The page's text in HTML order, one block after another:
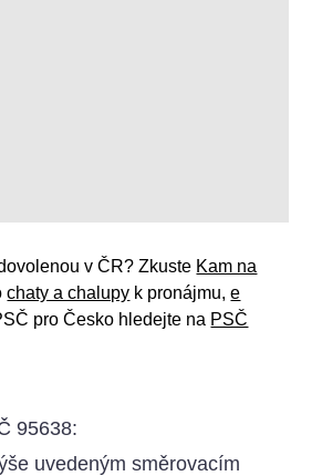
v ČR? Zkuste Kam na
chaty a chalupy k pronájmu,e
pro Česko hledejte na PSČ
95638:
uvedeným směrovacím